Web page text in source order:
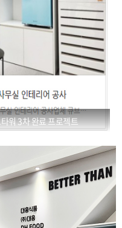
워 3차 완료 프로젝트
3차 15평 인테리어